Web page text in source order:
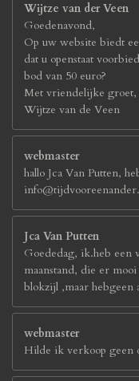
Wijtze van der Veen
Goedenavond,
Op uw website biedt
dat u openstaat
bod van 50 euro?
Met vriendelijke groet,
Wijtze van de Veen
webmaster
hallo Jca Van Putten,
Jca Van Putten
Goededag, ik.heb een
maanstand, die er
blokzijl ,maar hebgeen
webmaster
Hilde ik verkoop geen